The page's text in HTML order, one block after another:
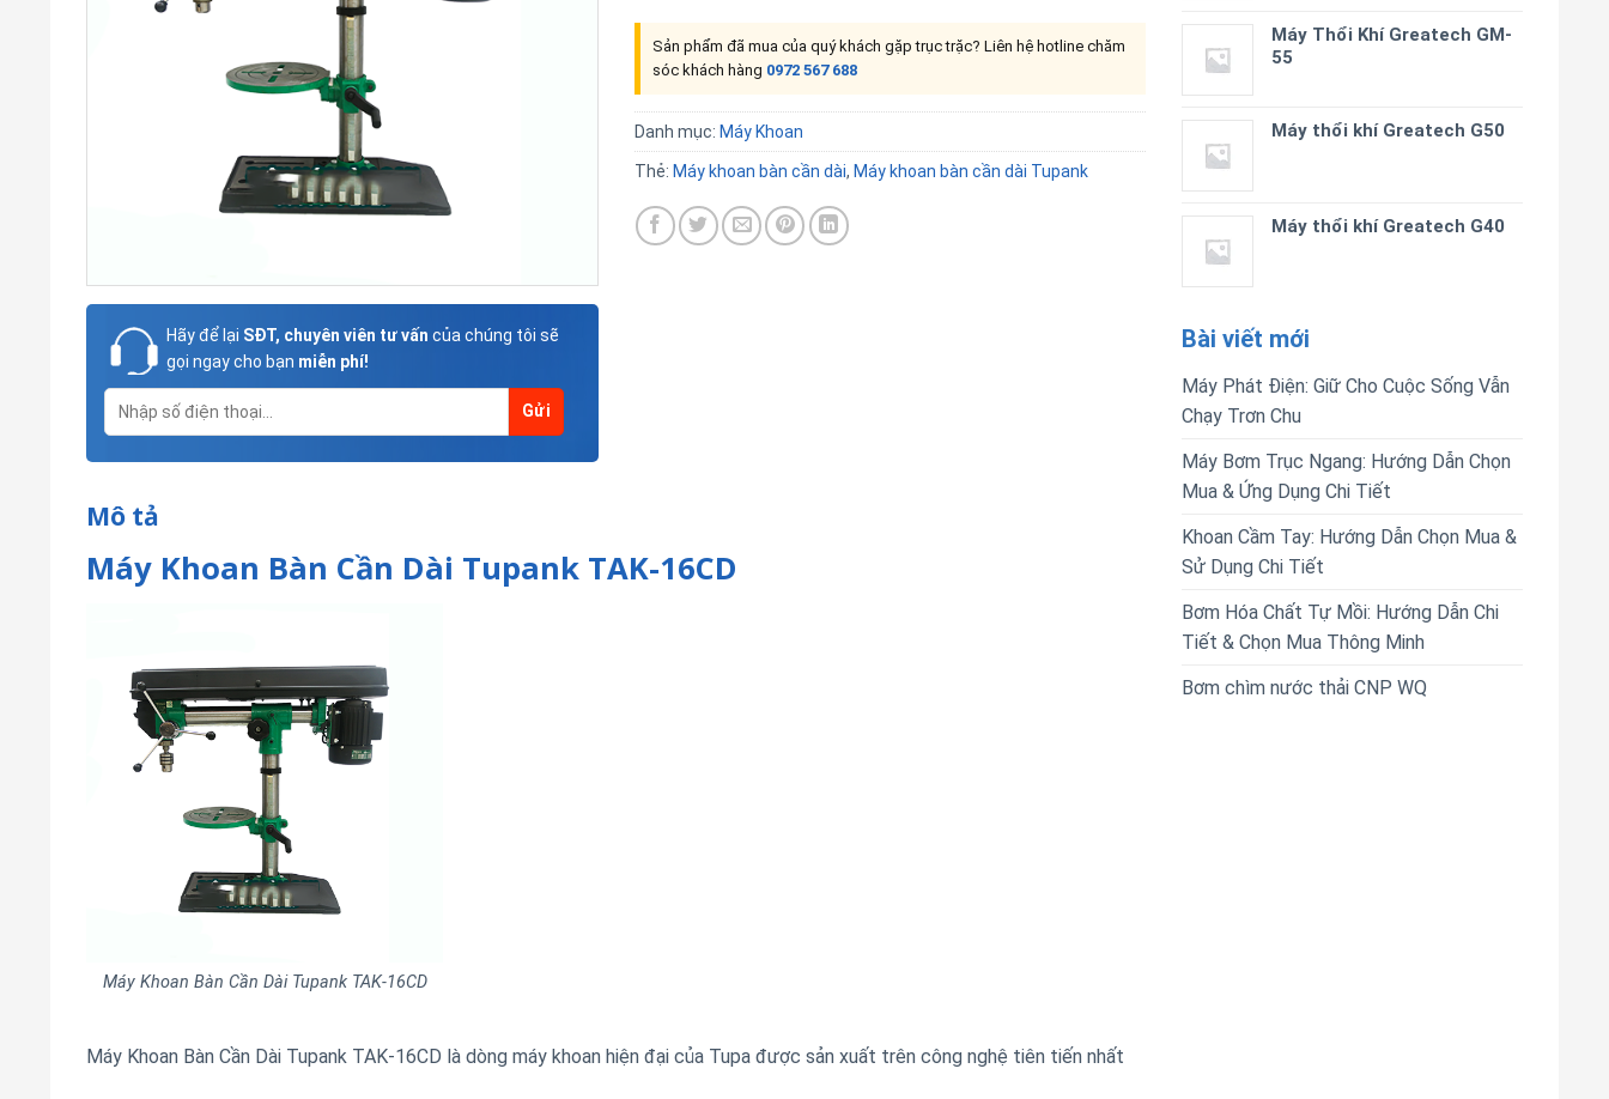
Máy Thổi Khí Greatech GM-
55
Máy thổi khí Greatech G50
Máy thổi khí Greatech G40
Bài viết mới
Máy Phát Điện: Giữ Cho Cuộc Sống Vẫn
Chạy Trơn Chu
Máy Bơm Trục Ngang: Hướng Dẫn Chọn
Mua & Ứng Dụng Chi Tiết
Khoan Cầm Tay: Hướng Dẫn Chọn Mua &
Sử Dụng Chi Tiết
Bơm Hóa Chất Tự Mồi: Hướng Dẫn Chi
Tiết & Chọn Mua Thông Minh
Bơm chìm nước thải CNP WQ
Hãy để lại SĐT, chuyên viên tư vấn của chúng tôi sẽ
gọi ngay cho bạn miễn phí!
Sản phẩm đã mua của quý khách gặp trục trặc? Liên hệ hotline chăm
sóc khách hàng 0972 567 688
Danh mục: Máy Khoan
Thẻ: Máy khoan bàn cần dài, Máy khoan bàn cần dài Tupank
Mô tả
Máy Khoan Bàn Cần Dài Tupank TAK-16CD
Máy Khoan Bàn Cần Dài Tupank TAK-16CD
Máy Khoan Bàn Cần Dài Tupank TAK-16CD là dòng máy khoan hiện đại của Tupa được sản xuất trên công nghệ tiên tiến nhất